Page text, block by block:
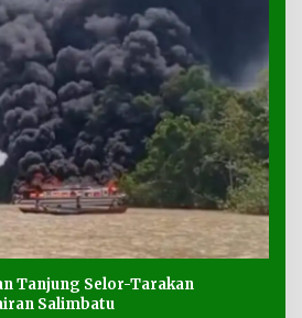
Tanjung Selor-Tarakan
Salimbatu